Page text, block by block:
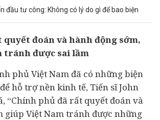
đầu tư công: Không có lý do gì để bao biện
quyết đoán vàhànhđộng sớm,
tránhđược sai lầm
phủ Việt Nam đã có những biện
hỗ trợ nềnkinh tế, Tiến sĩ John
“Chính phủ đã rất quyết đoán và
giúp Việt Nam tránh được những